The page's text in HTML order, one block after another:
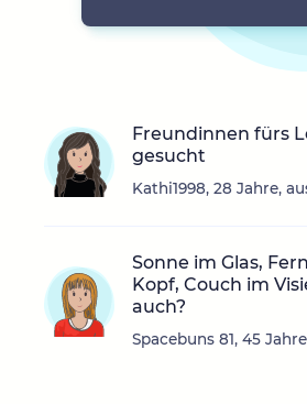
Freundinnen fürs
gesucht
Kathi1998, 28 Jahre,
Sonne im Glas,
Kopf, Couch im
auch?
Spacebuns 81, 45